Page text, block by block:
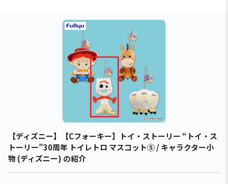
【ディズニー】【Cフォーキー】トイ・ストーリー “トイ・ス
トーリー”30周年 トイレトロ マスコット⑤ / キャラクター小
物 (ディズニー) の紹介